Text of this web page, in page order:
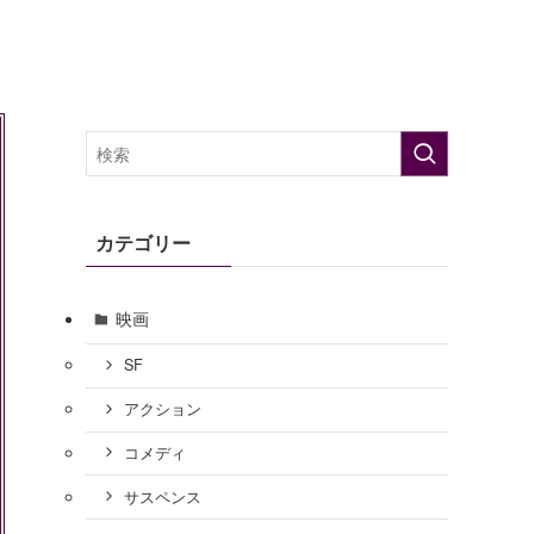
カテゴリー
映画
SF
アクション
コメディ
サスペンス